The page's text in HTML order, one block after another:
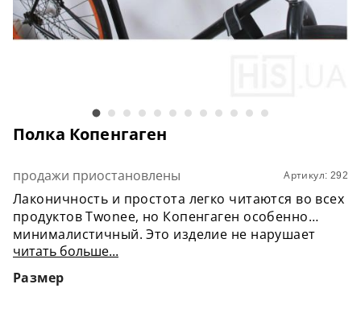
Полка Копенгаген
Артикул: 292
продажи приостановлены
Лаконичность и простота легко читаются во всех
продуктов Twonee, но Копенгаген особенно
минималистичный. Это изделие не нарушает
баланс вашего пространства, скорее становится
классным аксессуаром благодаря текстуре
древесины, аккуратным фаскам и войлочной
читать больше...
Размер